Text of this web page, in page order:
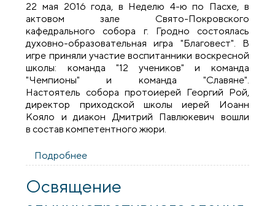
22 мая 2016 года, в Неделю 4-ю по Пасхе, в
актовом зале Свято-Покровского
кафедрального собора г. Гродно состоялась
духовно-образовательная игра "Благовест". В
игре приняли участие воспитанники воскресной
школы: команда "12 учеников" и команда
"Чемпионы" и команда "Славяне".
Настоятель собора протоиерей Георгий Рой,
директор приходской школы иерей Иоанн
Кояло и диакон Дмитрий Павлюкевич вошли
в состав компетентного жюри.
Подробнее
собора организовали интеллектуальное
Освящение